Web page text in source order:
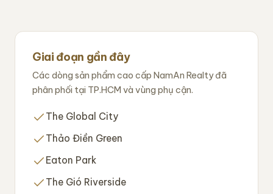
Giai đoạn gần đây
Các dòng sản phẩm cao cấp NamAn Realty đã
phân phối tại TP.HCM và vùng phụ cận.
The Global City
Thảo Điền Green
Eaton Park
The Gió Riverside